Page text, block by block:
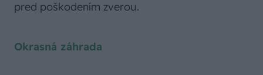
pred poškodením zverou.
Okrasná záhrada